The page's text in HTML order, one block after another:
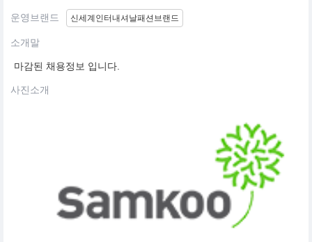
운영브랜드 신세계인터내셔날패션브랜드
소개말
마감된 채용정보 입니다.
사진소개